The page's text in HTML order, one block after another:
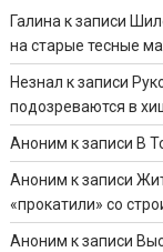
Галинак записи
на старые тесные
Незнал к записи
подозреваются в
Аноним к записи В
Аноним к записи
«прокатили» со
Аноним к записи